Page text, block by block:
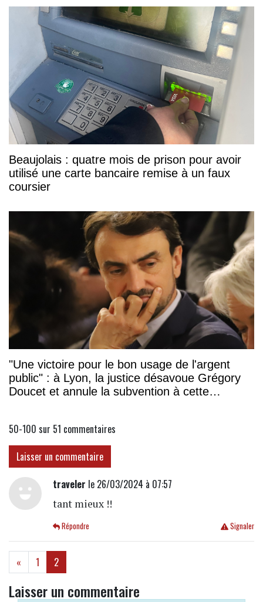
Beaujolais : quatre mois de prison pour avoir
utilisé une carte bancaire remise à un faux
coursier
"Une victoire pour le bon usage de l'argent
public" : à Lyon, la justice désavoue Grégory
Doucet et annule la subvention à cette
50-100 sur 51 commentaires
Laisser un commentaire
traveler le 26/03/2024 à 07:57
tant mieux !!
Signaler
Répondre
« 1 2(current)
Laisser un commentaire